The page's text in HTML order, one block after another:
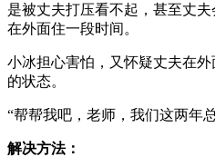
是被丈夫打压看不起，甚至丈
在外面住一段时间。
小冰担心害怕，又怀疑丈夫在
的状态。
“帮帮我吧，老师，我们这两年
解决方法：